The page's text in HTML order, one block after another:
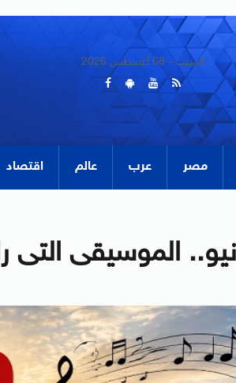
السبت - 08 أغسطس 2026
مصر عرب عالم اقتصاد